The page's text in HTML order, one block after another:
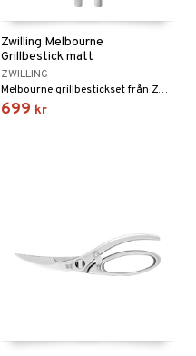
Zwilling Melbourne
Grillbestick matt
ZWILLING
Melbourne grillbestickset från Zwilling är det ultimata setet för trevliga grillkvällar.
699 kr